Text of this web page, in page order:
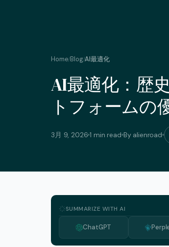
Home/Blog/AI最適化
AI最適化：歴
トフォームの
3月 9, 2026 1 min read By alienroad
SUMMARIZE WITH AI
ChatGPT